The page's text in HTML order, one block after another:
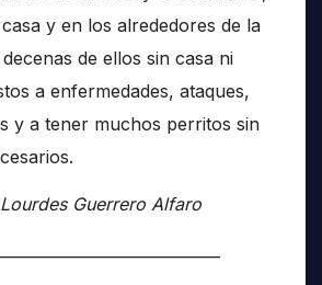
y en los alrededores de la
de ellos sin casa ni
a enfermedades, ataques,
y a tener muchos perritos sin
Guerrero Alfaro